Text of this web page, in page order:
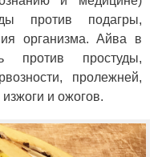
против подагры,
организма. Айва в
против простуды,
пролежней,
изжоги и ожогов.